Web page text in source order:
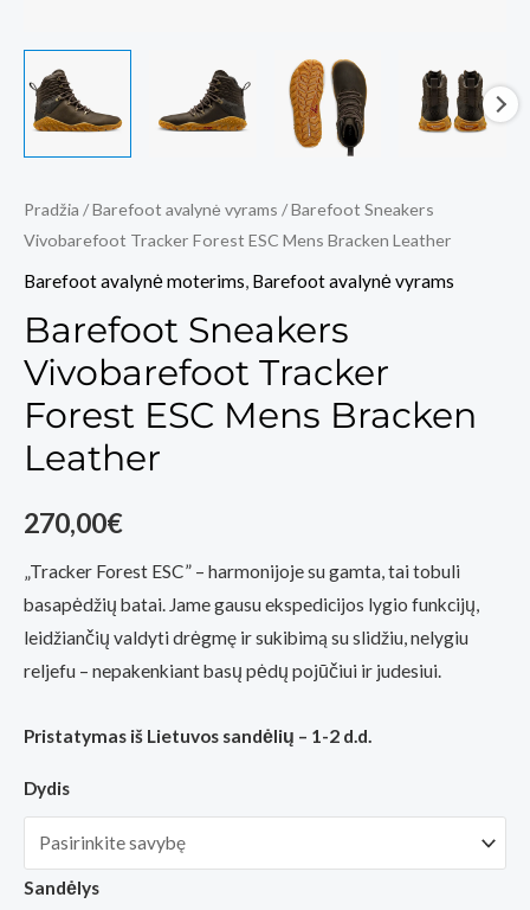
Pradžia /Barefoot avalynė vyrams / Barefoot Sneakers
Vivobarefoot Tracker Forest ESC Mens Bracken Leather
Barefoot avalynė moterims, Barefoot avalynė vyrams
Barefoot Sneakers
Vivobarefoot Tracker
Forest ESC Mens Bracken
Leather
270,00€
„Tracker Forest ESC” – harmonijoje su gamta, tai tobuli
basapėdžių batai. Jame gausu ekspedicijos lygio funkcijų,
leidžiančių valdyti drėgmę ir sukibimą su slidžiu, nelygiu
reljefu – nepakenkiant basų pėdų pojūčiui ir judesiui.
Pristatymas iš Lietuvos sandėlių – 1-2 d.d.
Dydis
Sandėlys